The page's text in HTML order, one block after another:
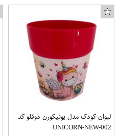
لیوان کودک مدل یونیکورن دوقلو کد
UNICORN-NEW-002